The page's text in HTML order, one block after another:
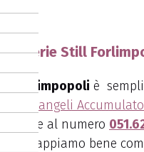
batterie Still
Forlimpopoli è
di
Arcangeli
al numero
Sappiamo bene